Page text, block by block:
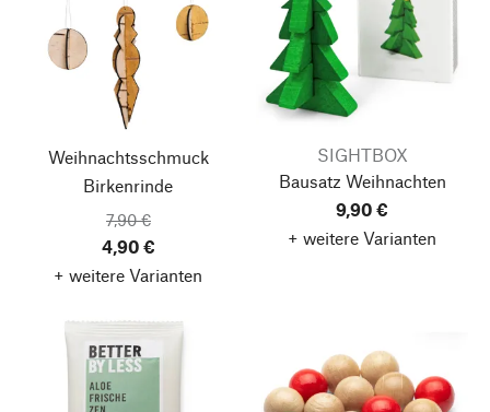
Weihnachtsschmuck
Birkenrinde
7,90 €
4,90 €
+ weitere Varianten
SIGHTBOX
Bausatz Weihnachten
9,90 €
+ weitere Varianten